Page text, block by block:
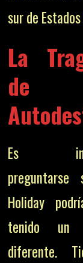
sur de
La
de
Es
Holiday
tenido un
diferente.